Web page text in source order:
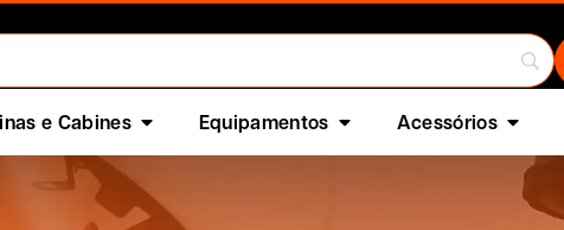
e Cabines Equipamentos Acessórios